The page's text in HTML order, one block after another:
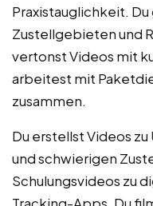
Praxistauglichkeit.
Zustellgebieten und
vertonst Videos mit
arbeitest mit
zusammen.
Du erstellst Videos
und schwierigen
Schulungsvideos zu